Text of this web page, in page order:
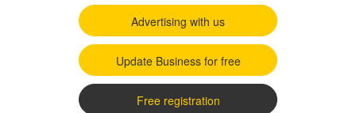
Advertising with us
Update Business for free
Free registration